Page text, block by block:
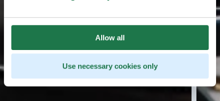
Allow all
Use necessary cookies only